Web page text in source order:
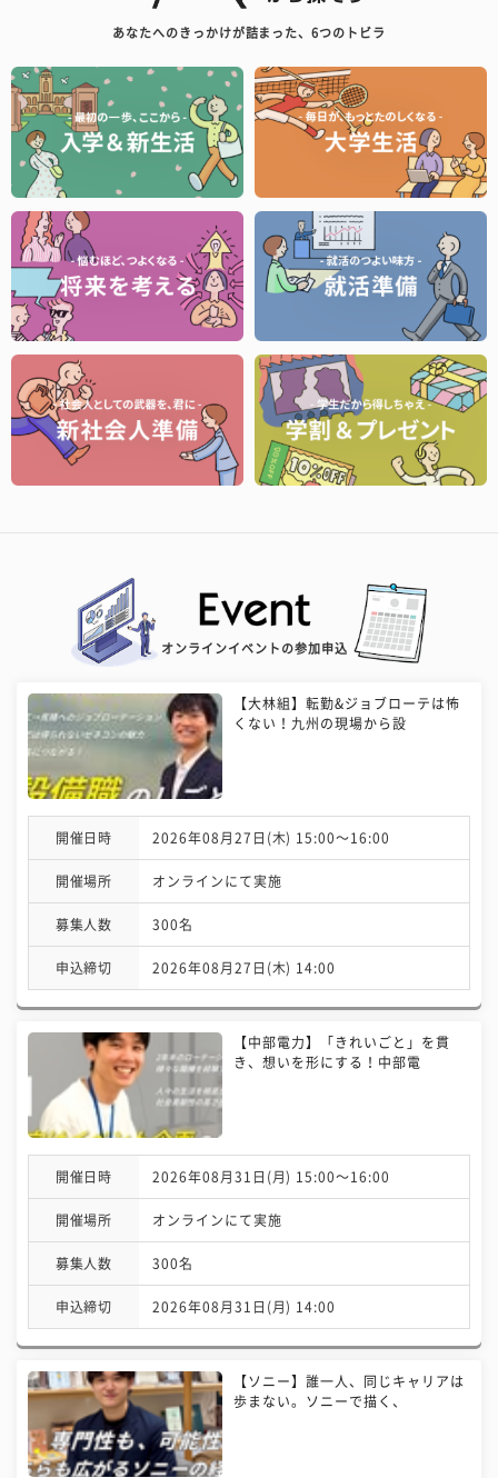
あなたへのきっかけが詰まった、6つのトビラ
オンラインイベントの参加申込
【大林組】転勤&ジョブローテは怖
くない！九州の現場から設
開催日時 2026年08月27日(木) 15:00〜16:00
開催場所 オンラインにて実施
募集人数 300名
申込締切 2026年08月27日(木) 14:00
【中部電力】「きれいごと」を貫
き、想いを形にする！中部電
開催日時 2026年08月31日(月) 15:00〜16:00
開催場所 オンラインにて実施
募集人数 300名
申込締切 2026年08月31日(月) 14:00
【ソニー】誰一人、同じキャリアは
歩まない。ソニーで描く、